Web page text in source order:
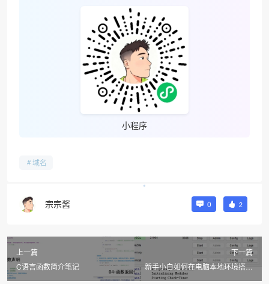
小程序
域名
宗宗酱 0 2
上一篇
C语言函数简介笔记
下一篇
新手小白如何在电脑本地环境搭建
一个WordPress网站教程